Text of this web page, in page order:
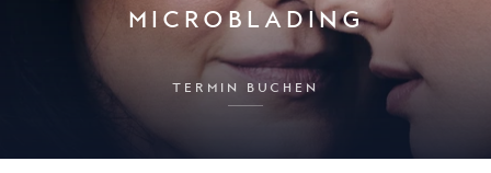
MICROBLADING
TERMIN BUCHEN